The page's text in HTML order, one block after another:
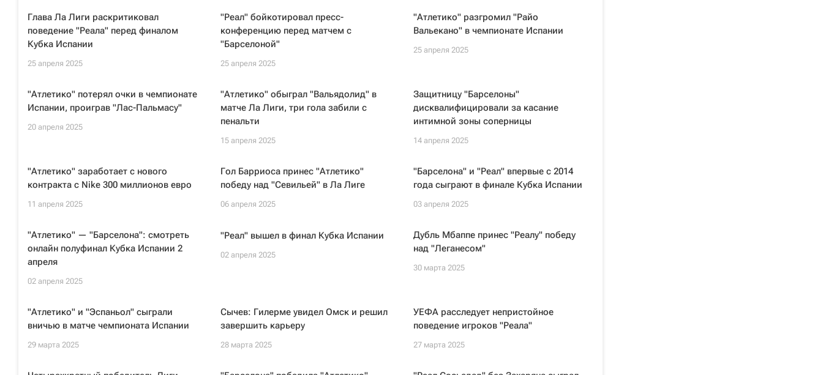
Глава Ла Лиги раскритиковал
поведение "Реала" перед финалом
Кубка Испании
25 апреля 2025
"Реал" бойкотировал пресс-
конференцию перед матчем с
"Барселоной"
25 апреля 2025
"Атлетико" разгромил "Райо
Вальекано" в чемпионате Испании
25 апреля 2025
"Атлетико" потерял очки в чемпионате
Испании, проиграв "Лас-Пальмасу"
20 апреля 2025
"Атлетико" обыграл "Вальядолид" в
матче Ла Лиги, три гола забили с
пенальти
15 апреля 2025
Защитницу "Барселоны"
дисквалифицировали за касание
интимной зоны соперницы
14 апреля 2025
"Атлетико" заработает с нового
контракта с Nike 300 миллионов евро
11 апреля 2025
Гол Барриоса принес "Атлетико"
победу над "Севильей" в Ла Лиге
06 апреля 2025
"Барселона" и "Реал" впервые с 2014
года сыграют в финале Кубка Испании
03 апреля 2025
"Атлетико" — "Барселона": смотреть
онлайн полуфинал Кубка Испании 2
апреля
02 апреля 2025
"Реал" вышел в финал Кубка Испании
02 апреля 2025
Дубль Мбаппе принес "Реалу" победу
над "Леганесом"
30 марта 2025
"Атлетико" и "Эспаньол" сыграли
вничью в матче чемпионата Испании
29 марта 2025
Сычев: Гилерме увидел Омск и решил
завершить карьеру
28 марта 2025
УЕФА расследует непристойное
поведение игроков "Реала"
27 марта 2025